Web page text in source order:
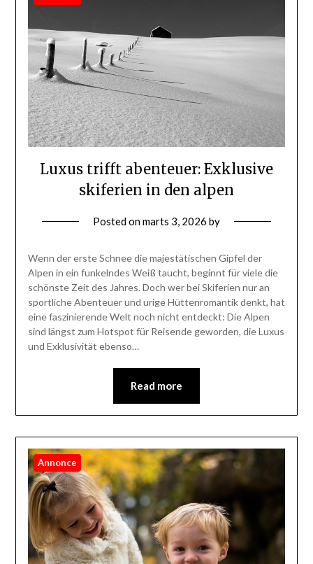
Luxus trifft abenteuer: Exklusive
skiferien in den alpen
Posted onmarts 3, 2026 by
Wenn der erste Schnee die majestätischen Gipfel der
Alpen in ein funkelndes Weiß taucht, beginnt für viele die
schönste Zeit des Jahres. Doch wer bei Skiferien nur an
sportliche Abenteuer und urige Hüttenromantik denkt, hat
eine faszinierende Welt noch nicht entdeckt: Die Alpen
sind längst zum Hotspot für Reisende geworden, die Luxus
und Exklusivität ebenso…
Read more
Annonce